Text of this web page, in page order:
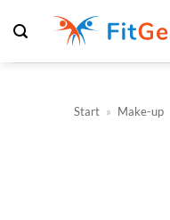
Inhalt
springen
Start » Make-up